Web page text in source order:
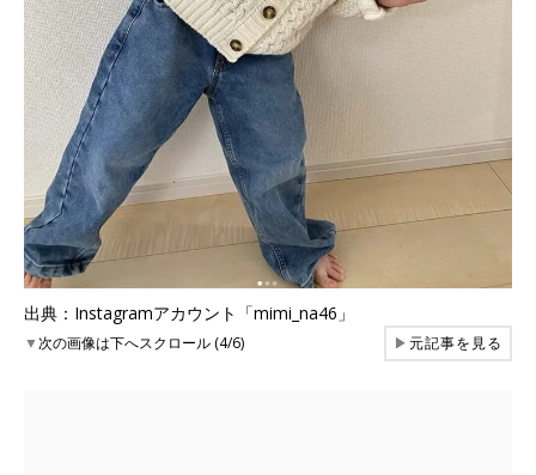
出典：Instagramアカウント「mimi_na46」
▼次の画像は下へスクロール (4/6) ▶元記事を見る